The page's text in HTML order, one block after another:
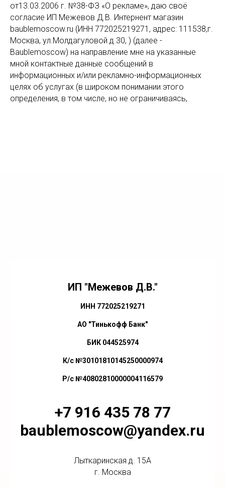
«Купить» или пришлите свои реквизиты на
электронную почту.
Наш консультант связывается с вами для
уточнения параметров и оформления
заказа.
от13.03.2006 г. №38-ФЗ «О рекламе», даю своё
согласие ИП Межевов Д.В. Интернент магазин
baublemoscow.ru (ИНН 772025219271, адрес: 111538,г.
Москва, ул.Молдагуловой д.30, ) (далее -
Baublemoscow) на направление мне на указанные
мной контактные данные сообщений в
информационных и/или рекламно-информационных
целях об услугах (в широком понимании этого
определения, в том числе, но не ограничиваясь,
ИП "Межевов Д.В."
ИНН 772025219271
АО "Тинькофф Банк"
БИК 044525974
К/с №30101810145250000974
Р/с №40802810000004116579
+7 916 435 78 77
baublemoscow@yandex.ru
Лыткаринская д. 15А
г. Москва